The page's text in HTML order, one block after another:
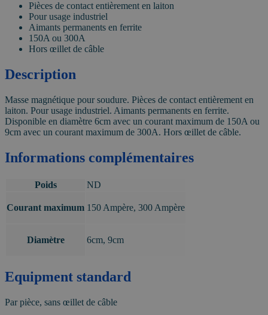
Pièces de contact entièrement en laiton
Pour usage industriel
Aimants permanents en ferrite
150A ou 300A
Hors œillet de câble
Description
Masse magnétique pour soudure. Pièces de contact entièrement en
laiton. Pour usage industriel. Aimants permanents en ferrite.
Disponible en diamètre 6cm avec un courant maximum de 150A ou
9cm avec un courant maximum de 300A. Hors œillet de câble.
Informations complémentaires
Poids ND
Courant maximum 150 Ampère, 300 Ampère
Diamètre 6cm, 9cm
Equipment standard
Par pièce, sans œillet de câble